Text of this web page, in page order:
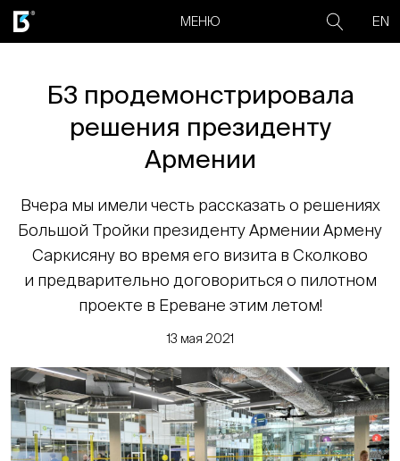
МЕНЮ EN
Б3 продемонстрировала
решения президенту
Армении
Вчера мы имели честь рассказать о решениях
Большой Тройки президенту Армении Армену
Саркисяну во время его визита в Сколково
и предварительно договориться о пилотном
проекте в Ереване этим летом!
13 мая 2021